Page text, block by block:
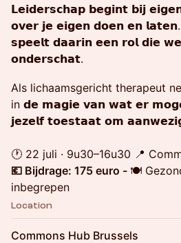
𝗟𝗲𝗶𝗱𝗲𝗿𝘀𝗰𝗵𝗮𝗽 𝗯𝗲𝗴𝗶𝗻𝘁 𝗯𝗶𝗷
𝗼𝘃𝗲𝗿 𝗷𝗲 𝗲𝗶𝗴𝗲𝗻 𝗱𝗼𝗲𝗻 𝗲𝗻
𝘀𝗽𝗲𝗲𝗹𝘁 𝗱𝗮𝗮𝗿𝗶𝗻 𝗲𝗲𝗻 𝗿𝗼𝗹 𝗱𝗶𝗲
𝗼𝗻𝗱𝗲𝗿𝘀𝗰𝗵𝗮𝘁.
Als lichaamsgericht thera­peut
in 𝗱𝗲 𝗺𝗮𝗴𝗶𝗲 𝘃𝗮𝗻 𝘄𝗮𝘁 𝗲𝗿
𝗷𝗲𝘇𝗲𝗹𝗳 𝘁𝗼𝗲𝘀𝘁𝗮𝗮𝘁 𝗼𝗺
🕐 22 juli · 9u30–16u30 📍
💶 Bijdrage: 175 euro - 🍽️
inbegrepen
Location
Commons Hub Brussels